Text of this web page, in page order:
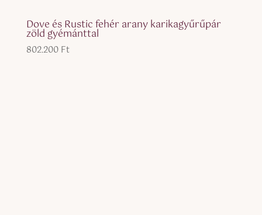
Dove és Rustic fehér arany karikagyűrűpár
zöld gyémánttal
802.200 Ft